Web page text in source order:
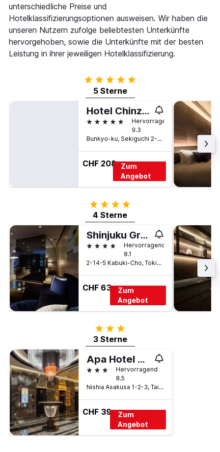
unterschiedliche Preise und
Hotelklassifizierungsoptionen ausweisen. Wir haben die
unseren Nutzern zufolge beliebtesten Unterkünfte
hervorgehoben, sowie die Unterkünfte mit der besten
Leistung in ihrer jeweiligen Hotelklassifizierung.
5 Sterne
5 Sterne
Hotel Chinzanso Tokyo
5 Sterne
Hervorragend
9.3
Bunkyo-ku, Sekiguchi 2-10-8, Tokio, Japan
CHF 208 Zum
Angebot
4 Sterne
4 Sterne
Shinjuku Granbell Hotel
4 Sterne
Hervorragend
8.1
2-14-5 Kabuki-Cho, Tokio, Japan
CHF 63
Zum
Angebot
3 Sterne
3 Sterne
Apa Hotel Asakusa Tawaramachi Ekimae
3 SterneHervorragend
8.5
Nishia Asakusa 1-2-3, Taito-ku, Tokio, Japan
CHF 39
Zum
Angebot